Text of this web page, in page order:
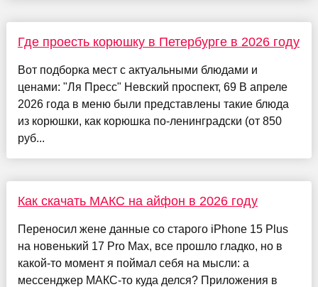
Где проесть корюшку в Петербурге в 2026 году
Вот подборка мест с актуальными блюдами и
ценами: "Ля Пресс" Невский проспект, 69 В апреле
2026 года в меню были представлены такие блюда
из корюшки, как корюшка по-ленинградски (от 850
руб...
Как скачать МАКС на айфон в 2026 году
Переносил жене данные со старого iPhone 15 Plus
на новенький 17 Pro Max, все прошло гладко, но в
какой-то момент я поймал себя на мысли: а
мессенджер МАКС-то куда делся? Приложения в